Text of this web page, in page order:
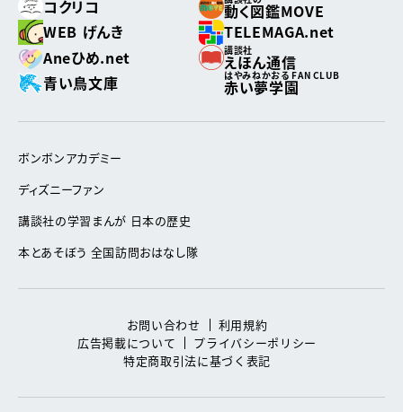
コクリコ
動く図鑑MOVE
WEB げんき
TELEMAGA.net
Aneひめ.net
講談社
えほん通信
青い鳥文庫
はやみねかおる FAN CLUB
赤い夢学園
ボンボンアカデミー
ディズニーファン
講談社の学習まんが 日本の歴史
本とあそぼう 全国訪問おはなし隊
お問い合わせ
利用規約
広告掲載について
プライバシーポリシー
特定商取引法に基づく表記